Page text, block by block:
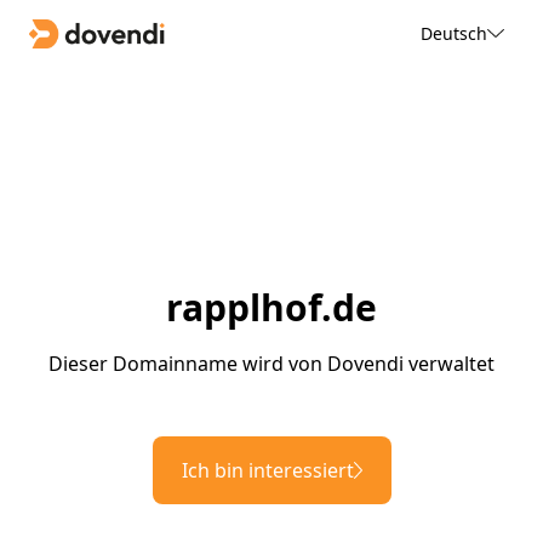
Deutsch
rapplhof.de
Dieser Domainname wird von Dovendi verwaltet
Ich bin interessiert